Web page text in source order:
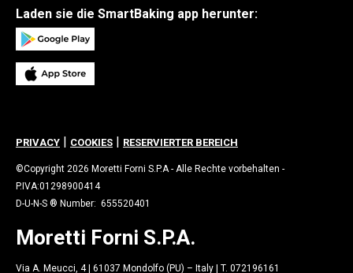
Laden sie die SmartBaking app herunter:
PRIVACY | COOKIES | RESERVIERTER BEREICH
©Copyright 2026 Moretti Forni S.P.A - Alle Rechte vorbehalten -
P.IVA:01298900414
D-U-N-S ® Number: 655520401
Moretti Forni S.P.A.
Via A. Meucci, 4 | 61037 Mondolfo (PU) – Italy | T. 072196161